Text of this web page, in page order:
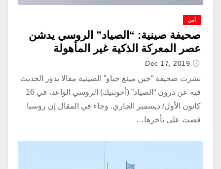
أمن
صحيفة صينية: “الصياد” الروسي يدشن
عصر المعركة الذكية غير المأهولة
Dec 17, 2019
نشرت صحيفة “جين مينغ جياو” الصينية مقالا يدور الحديث
فيه عن درون “الصياد” (أخوتنيك) الروسي الواعد، في 16
كانون الأول/ ديسمبر الجاري. وجاء في المقال إن روسيا
قضت على تأخرها…